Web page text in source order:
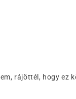
rájöttél, hogy ez